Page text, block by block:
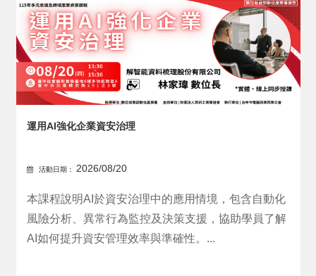
運用AI強化企業資安治理​
活動日期： 2026/08/20
本課程說明AI於資安治理中的應用情境，包含自動化
風險分析、異常行為監控及決策支援，協助學員了解
AI如何提升資安管理效率與準確性。...